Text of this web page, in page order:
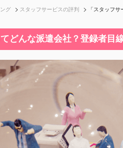
グ スタッフサービスの評判
「スタッフ
どんな派遣会社？登録者目